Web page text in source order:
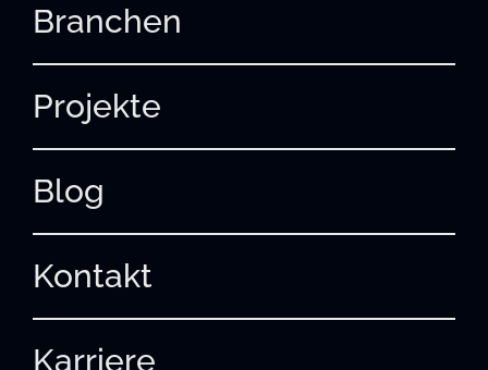
Branchen
Projekte
Blog
Kontakt
Karriere